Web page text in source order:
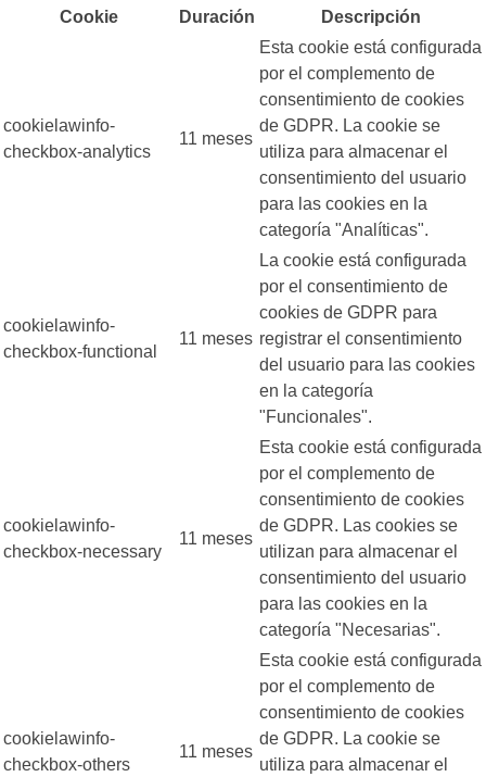
Cookie
Duración Descripción
cookielawinfo-
checkbox-analytics
11 meses
Esta cookie está configurada
por el complemento de
consentimiento de cookies
de GDPR. La cookie se
utiliza para almacenar el
consentimiento del usuario
para las cookies en la
categoría "Analíticas".
cookielawinfo-
checkbox-functional
11 meses
La cookie está configurada
por el consentimiento de
cookies de GDPR para
registrar el consentimiento
del usuario para las cookies
en la categoría
"Funcionales".
cookielawinfo-
checkbox-necessary
11 meses
Esta cookie está configurada
por el complemento de
consentimiento de cookies
de GDPR. Las cookies se
utilizan para almacenar el
consentimiento del usuario
para las cookies en la
categoría "Necesarias".
cookielawinfo-
checkbox-others
11 meses
Esta cookie está configurada
por el complemento de
consentimiento de cookies
de GDPR. La cookie se
utiliza para almacenar el